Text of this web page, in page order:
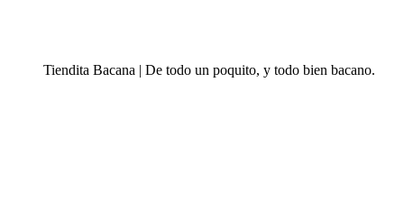
Tiendita Bacana | De todo un poquito, y todo bien bacano.